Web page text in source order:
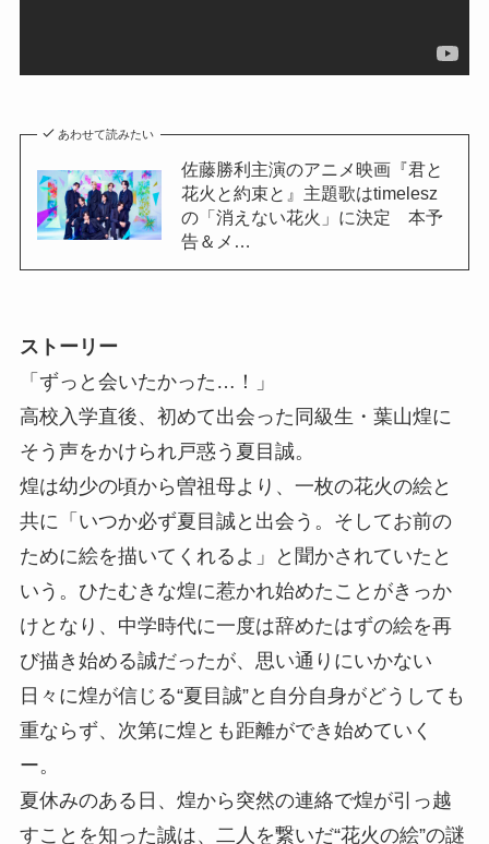
あわせて読みたい
佐藤勝利主演のアニメ映画『君と
花火と約束と』主題歌はtimelesz
の「消えない花火」に決定 本予
告＆メ…
ストーリー
「ずっと会いたかった…！」
高校入学直後、初めて出会った同級生・葉山煌に
そう声をかけられ戸惑う夏目誠。
煌は幼少の頃から曽祖母より、一枚の花火の絵と
共に「いつか必ず夏目誠と出会う。そしてお前の
ために絵を描いてくれるよ」と聞かされていたと
いう。ひたむきな煌に惹かれ始めたことがきっか
けとなり、中学時代に一度は辞めたはずの絵を再
び描き始める誠だったが、思い通りにいかない
日々に煌が信じる“夏目誠”と自分自身がどうしても
重ならず、次第に煌とも距離ができ始めていく
ー。
夏休みのある日、煌から突然の連絡で煌が引っ越
すことを知った誠は、二人を繋いだ“花火の絵”の謎